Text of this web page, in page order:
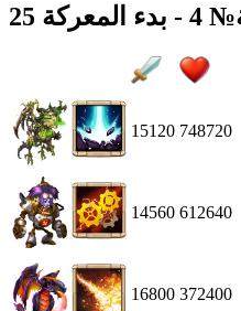
15120 748720
14560 612640
16800 372400